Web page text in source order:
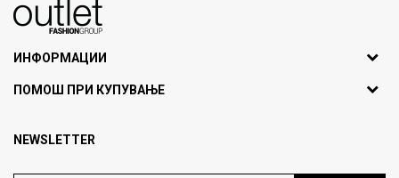
ИНФОРМАЦИИ
За нас
Продавница
ПОМОШ ПРИ КУПУВАЊЕ
Политика на приватност
NEWSLETTER